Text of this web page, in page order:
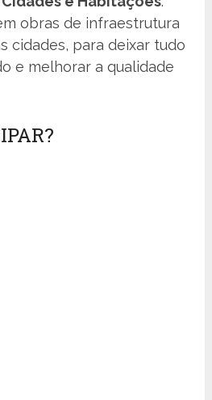
obras de infraestrutura
cidades, para deixar tudo
e melhorar a qualidade